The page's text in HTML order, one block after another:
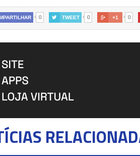
0  TWEET 0  +1 0